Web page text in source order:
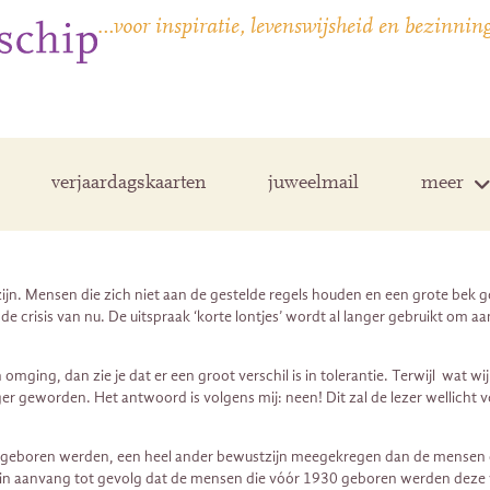
…voor inspiratie, levenswijsheid en
verjaardagskaarten juweelmail meer
Mensen die zich niet aan de gestelde regels houden en een grote
crisis van nu. De uitspraak ‘korte lontjes’ wordt al langer gebruikt om
dan zie je dat er een groot verschil is in tolerantie. Terwijl wat
geworden. Het antwoord is volgens mij: neen! Dit zal de lezer
werden, een heel ander bewustzijn meegekregen dan de
tot gevolg dat de mensen die vóór 1930 geboren werden